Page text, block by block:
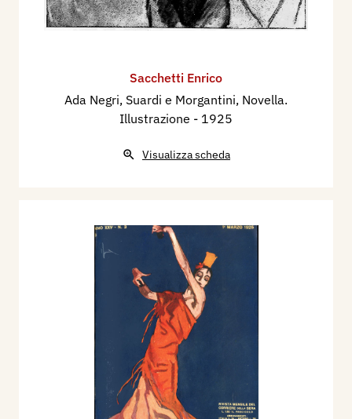
Sacchetti Enrico
Ada Negri, Suardi e Morgantini, Novella.
Illustrazione - 1925
Visualizza scheda